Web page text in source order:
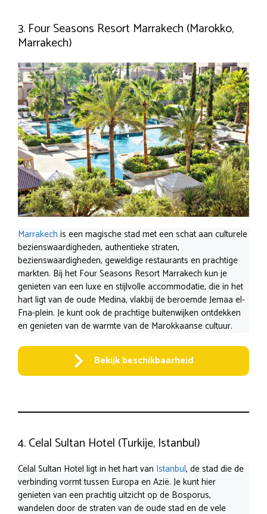
3. Four Seasons Resort Marrakech (Marokko,
Marrakech)
Marrakech is een magische stad met een schat aan culturele
bezienswaardigheden, authentieke straten,
bezienswaardigheden, geweldige restaurants en prachtige
markten. Bij het Four Seasons Resort Marrakech kun je
genieten van een luxe en stijlvolle accommodatie, die in het
hart ligt van de oude Medina, vlakbij de beroemde Jemaa el-
Fna-plein. Je kunt ook de prachtige buitenwijken ontdekken
en genieten van de warmte van de Marokkaanse cultuur.
Bekijk beschikbaarheid
4. Celal Sultan Hotel (Turkije, Istanbul)
Celal Sultan Hotel ligt in het hart van Istanbul, de stad die de
verbinding vormt tussen Europa en Azië. Je kunt hier
genieten van een prachtig uitzicht op de Bosporus,
wandelen door de straten van de oude stad en de vele